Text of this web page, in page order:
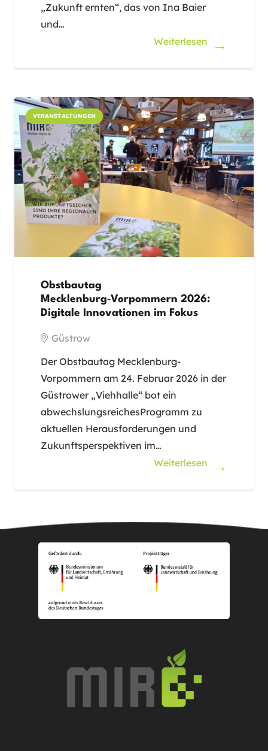
„Zukunft ernten“, das von Ina Baier
und…
Weiterlesen
VERANSTALTUNGEN
Obstbautag
Mecklenburg‑Vorpommern 2026:
Digitale Innovationen im Fokus
Güstrow
Der Obstbautag Mecklenburg-
Vorpommern am 24. Februar 2026 in der
Güstrower „Viehhalle“ bot ein
abwechslungsreichesProgramm zu
aktuellen Herausforderungen und
Zukunftsperspektiven im…
Weiterlesen